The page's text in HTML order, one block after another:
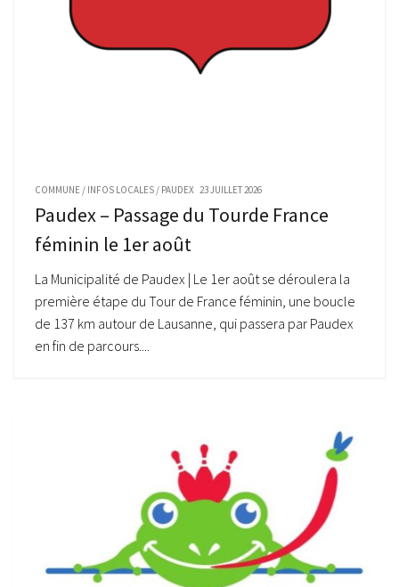
COMMUNE / INFOS LOCALES / PAUDEX 23 JUILLET 2026
Paudex – Passage du Tourde France
féminin le 1er août
La Municipalité de Paudex | Le 1er août se déroulera la
première étape du Tour de France féminin, une boucle
de 137 km autour de Lausanne, qui passera par Paudex
en fin de parcours....